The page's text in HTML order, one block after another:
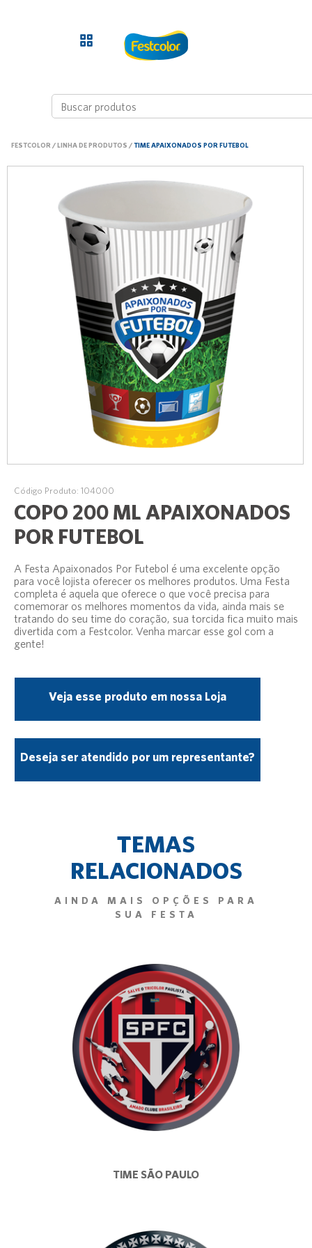
FESTCOLOR /LINHA DE PRODUTOS /TIME APAIXONADOS POR FUTEBOL
Código Produto: 104000
COPO 200 ML APAIXONADOS
POR FUTEBOL
A Festa Apaixonados Por Futebol é uma excelente opção
para você lojista oferecer os melhores produtos. Uma Festa
completa é aquela que oferece o que você precisa para
comemorar os melhores momentos da vida, ainda mais se
tratando do seu time do coração, sua torcida fica muito mais
divertida com a Festcolor. Venha marcar esse gol com a
gente!
Veja esse produto em nossa Loja
Deseja ser atendido por um representante?
TEMAS
RELACIONADOS
AINDA MAIS OPÇÕES PARA
SUA FESTA
TIME SÃO PAULO